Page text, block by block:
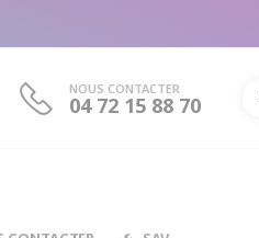
NOUS CONTACTER
04 72 15 88 70